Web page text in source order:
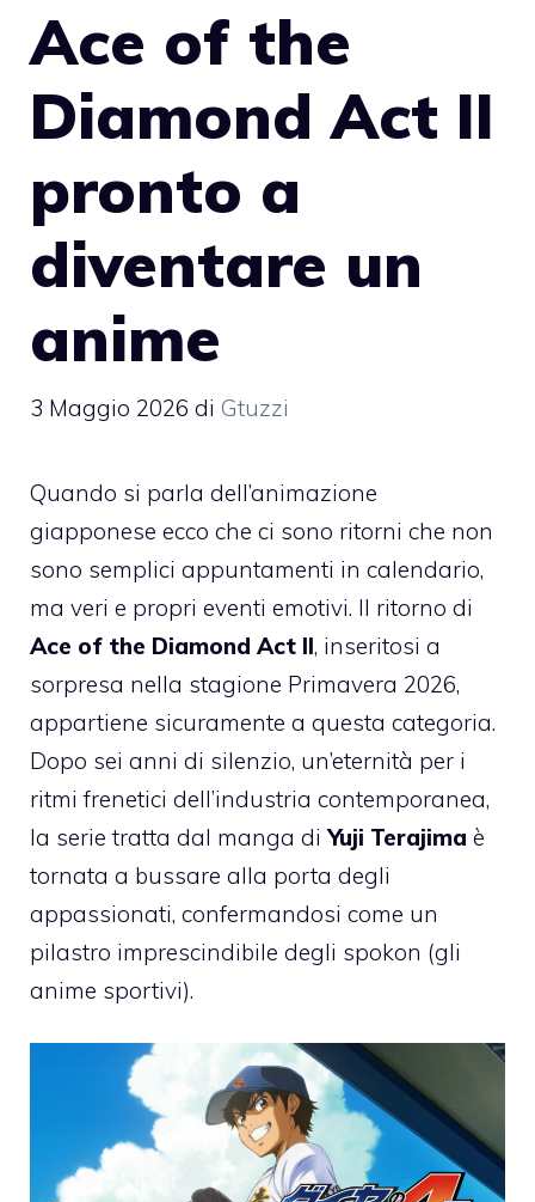
Ace of the
Diamond Act II
pronto a
diventare un
anime
3 Maggio 2026 di Gtuzzi
Quando si parla dell’animazione
giapponese ecco che ci sono ritorni che non
sono semplici appuntamenti in calendario,
ma veri e propri eventi emotivi. Il ritorno di
Ace of the Diamond Act II, inseritosi a
sorpresa nella stagione Primavera 2026,
appartiene sicuramente a questa categoria.
Dopo sei anni di silenzio, un’eternità per i
ritmi frenetici dell’industria contemporanea,
la serie tratta dal manga diYuji Terajima è
tornata a bussare alla porta degli
appassionati, confermandosi come un
pilastro imprescindibile degli spokon (gli
anime sportivi).